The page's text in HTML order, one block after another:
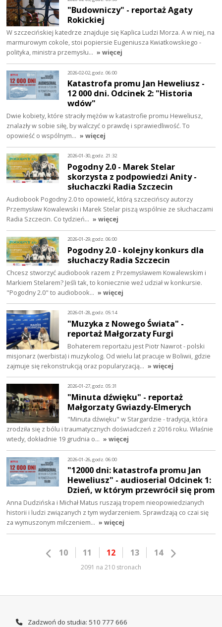
"Budowniczy" - reportaż Agaty
Rokickiej
W szczecińskiej katedrze znajduje się Kaplica Ludzi Morza. A w niej, na
marmurowym cokole, stoi popiersie Eugeniusza Kwiatkowskiego -
polityka, ministra przemysłu… » więcej
2026-02-02, godz. 06:00
Katastrofa promu Jan Heweliusz -
12 000 dni. Odcinek 2: "Historia
wdów"
Dwie kobiety, które straciły mężów w katastrofie promu Heweliusz,
znalazły w sobie siłę, by walczyć o prawdę i sprawiedliwość. To
opowieść o wspólnym… » więcej
2026-01-30, godz. 21:32
Pogodny 2.0 - Marek Stelar
skorzysta z podpowiedzi Anity -
słuchaczki Radia Szczecin
Audiobook Pogodny 2.0 to opowieść, którą szczecińscy autorzy
Przemysław Kowalewski i Marek Stelar piszą wspólnie ze słuchaczami
Radia Szczecin. Co tydzień… » więcej
2026-01-29, godz. 06:00
Pogodny 2.0 - kolejny konkurs dla
słuchaczy Radia Szczecin
Chcesz stworzyć audiobook razem z Przemysławem Kowalewskim i
Markiem Stelarem? Jeśli tak, to koniecznie weź udział w konkursie.
"Pogodny 2.0" to audiobook… » więcej
2026-01-28, godz. 05:14
"Muzyka z Nowego Świata" -
reportaż Małgorzaty Furgi
Bohaterem reportażu jest Piotr Nawrot - polski
misjonarz (werbista) i muzykolog. Od wielu lat pracuje w Boliwii, gdzie
zajmuje się rekonstrukcją oraz popularyzacją… » więcej
2026-01-27, godz. 05:31
"Minuta dźwięku" - reportaż
Małgorzaty Gwiazdy-Elmerych
"Minuta dźwięku" w Stargardzie - tradycja, która
zrodziła się z bólu i traumatycznych doświadczeń z 2016 roku. Właśnie
wtedy, dokładnie 19 grudnia o… » więcej
2026-01-26, godz. 06:00
"12000 dni: katastrofa promu Jan
Heweliusz" - audioserial Odcinek 1:
Dzień, w którym przewrócił się prom
Anna Dudzińska i Michał Matus ruszają tropem nieopowiedzianych
historii i ludzi związanych z tym wydarzeniem. Sprawdzają co czai się
za wymuszonym milczeniem… » więcej
10 11 12 13 14
2091 na 210 stronach
Zadzwoń do studia: 510 777 666